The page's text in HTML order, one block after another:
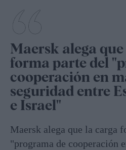
Maersk alega
forma parte del
cooperación en
seguridad entre
e Israel"
Maersk alega que la carga
"programa de cooperación